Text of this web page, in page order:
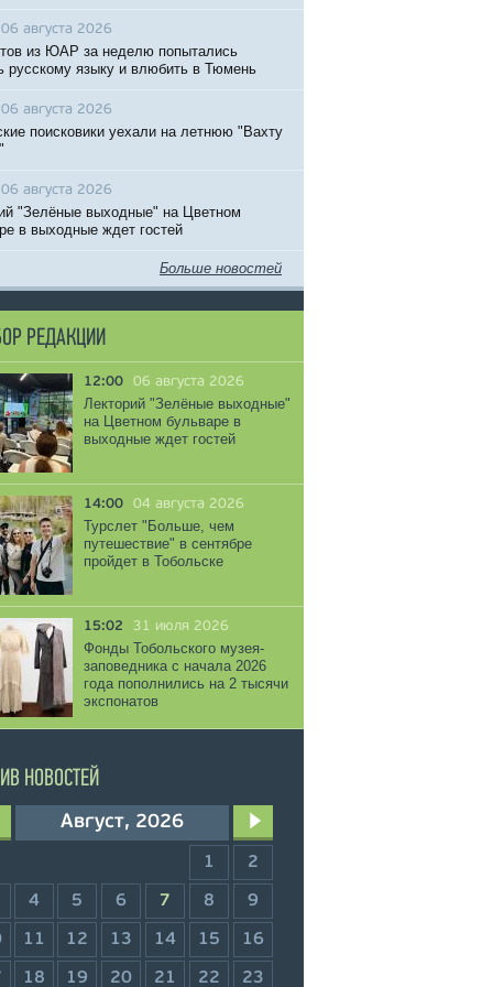
августа 2026
из ЮАР за неделю попытались
русскому языку и влюбить в Тюмень
августа 2026
поисковики уехали на летнюю "Вахту
августа 2026
"Зелёные выходные" на Цветном
в выходные ждет гостей
Больше новостей
РЕДАКЦИИ
12:00 06 августа 2026
Лекторий "Зелёные выходные"
на Цветном бульваре в
выходные ждет гостей
14:00 04 августа 2026
Турслет "Больше, чем
путешествие" в сентябре
пройдет в Тобольске
15:02 31 июля 2026
Фонды Тобольского музея-
заповедника с начала 2026
года пополнились на 2 тысячи
экспонатов
НОВОСТЕЙ
Август, 2026
1 2
4 5 6 7 8 9
11 12 13 14 15 16
18 19 20 21 22 23